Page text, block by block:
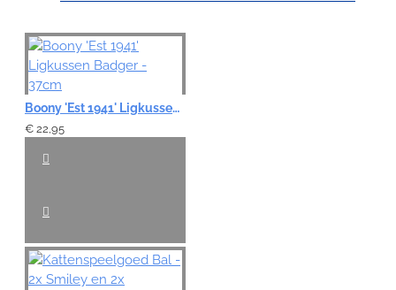
Note:HTML-code wordt niet vertaald!
Waardering:
Slecht
Boony 'Est 1941' Ligkussen Badger - 37cm
€ 22,95